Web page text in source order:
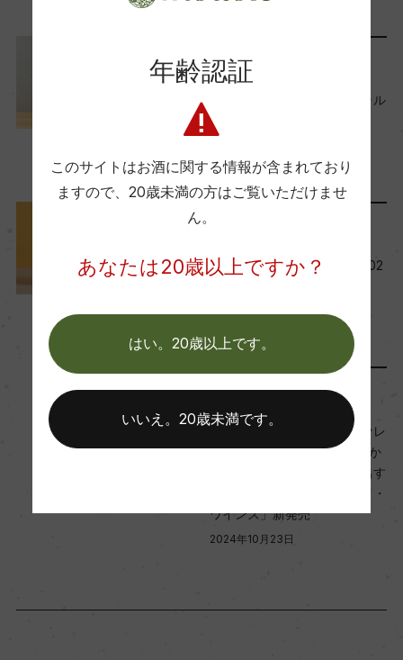
Wine Advocate 獲得点
国内ワイン専門誌評価歴
Wine Spectator 得点
醗酵・熟成
テンレスタンクで醗酵を終わらせる。(天然酵母、
5%茎を入れる)
熟成：ステンレスタンク 8カ月、その後瓶熟6カ月
栽培面積
ランキング
世界中から厳選！『ナチュラル
ワイン』おすすめ50本
ワイン ナチュールワイン
今月の新商品ワイン一覧【202
2024年11月1日
ワイン
リリース情報
伝統ある産地バロッサ・ヴァレ
ーで樹齢100年を超える古木か
らナチュラルワインを生み出す
ワイナリー「スモールフライ・
ワインズ」新発売
2024年10月23日
年齢認証
このサイトはお酒に関する情報が含まれており
ますので、 20歳未満の方はご覧いただけませ
ん。
あなたは20歳以上ですか？
はい。20歳以上です。
いいえ。20歳未満です。